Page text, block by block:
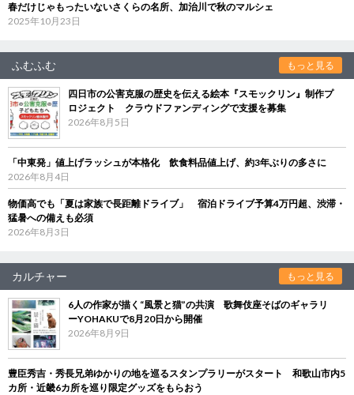
春だけじゃもったいないさくらの名所、加治川で秋のマルシェ
2025年10月23日
ふむふむ もっと見る
四日市の公害克服の歴史を伝える絵本『スモックリン』制作プ
ロジェクト クラウドファンディングで支援を募集
2026年8月5日
「中東発」値上げラッシュが本格化 飲食料品値上げ、約3年ぶりの多さに
2026年8月4日
物価高でも「夏は家族で長距離ドライブ」 宿泊ドライブ予算4万円超、渋滞・
猛暑への備えも必須
2026年8月3日
カルチャー もっと見る
6人の作家が描く“風景と猫”の共演 歌舞伎座そばのギャラリ
ーYOHAKUで8月20日から開催
2026年8月9日
豊臣秀吉・秀長兄弟ゆかりの地を巡るスタンプラリーがスタート 和歌山市内5
カ所・近畿6カ所を巡り限定グッズをもらおう